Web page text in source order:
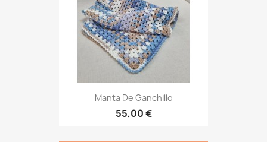
Manta De Ganchillo
55,00 €